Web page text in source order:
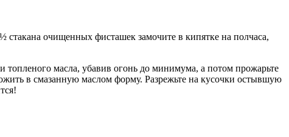
очищенных фисташек замочите в кипятке на полчаса,
топленого масла, убавив огонь до минимума, а потом прожарьте
в смазанную маслом форму. Разрежьте на кусочки остывшую